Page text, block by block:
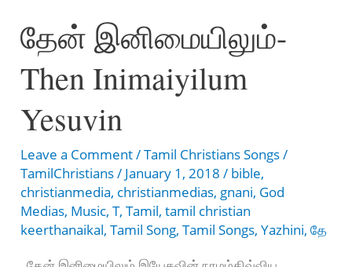
-
sthothiram
seyvaenae
தேன் இனிமையிலும்-
Then Inimaiyilum
Yesuvin
Leave a Comment/Tamil Christians Songs/
TamilChristians/ January 1, 2018/ bible,
christianmedia, christianmedias, gnani, God
Medias, Music,T,Tamil,tamil christian
keerthanaikal,Tamil Song,Tamil Songs,Yazhini,தே